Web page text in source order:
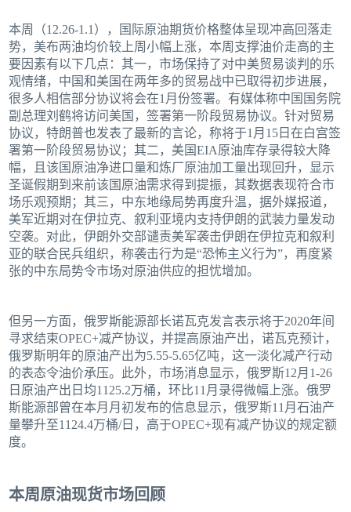
本周（12.26-1.1），国际原油期货价格整体呈现冲高回落走
势，美布两油均价较上周小幅上涨，本周支撑油价走高的主
要因素有以下几点：其一，市场保持了对中美贸易谈判的乐
观情绪，中国和美国在两年多的贸易战中已取得初步进展，
很多人相信部分协议将会在1月份签署。有媒体称中国国务院
副总理刘鹤将访问美国，签署第一阶段贸易协议。针对贸易
协议，特朗普也发表了最新的言论，称将于1月15日在白宫签
署第一阶段贸易协议；其二，美国EIA原油库存录得较大降
幅，且该国原油净进口量和炼厂原油加工量出现回升，显示
圣诞假期到来前该国原油需求得到提振，其数据表现符合市
场乐观预期；其三，中东地缘局势再度升温，据外媒报道，
美军近期对在伊拉克、叙利亚境内支持伊朗的武装力量发动
空袭。对此，伊朗外交部谴责美军袭击伊朗在伊拉克和叙利
亚的联合民兵组织，称袭击行为是“恐怖主义行为”，再度紧
张的中东局势令市场对原油供应的担忧增加。
但另一方面，俄罗斯能源部长诺瓦克发言表示将于2020年间
寻求结束OPEC+减产协议，并提高原油产出，诺瓦克预计，
俄罗斯明年的原油产出为5.55-5.65亿吨，这一淡化减产行动
的表态令油价承压。此外，市场消息显示，俄罗斯12月1-26
日原油产出日均1125.2万桶，环比11月录得微幅上涨。俄罗
斯能源部曾在本月月初发布的信息显示，俄罗斯11月石油产
量攀升至1124.4万桶/日，高于OPEC+现有减产协议的规定额
度。
本周原油现货市场回顾